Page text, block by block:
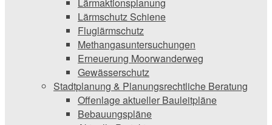
Lärmschutz Schiene
Fluglärmschutz
Methangasuntersuchungen
Erneuerung Moorwanderweg
Gewässerschutz
Stadtplanung & Planungsrechtliche Beratung
Offenlage aktueller Bauleitpläne
Bebauungspläne